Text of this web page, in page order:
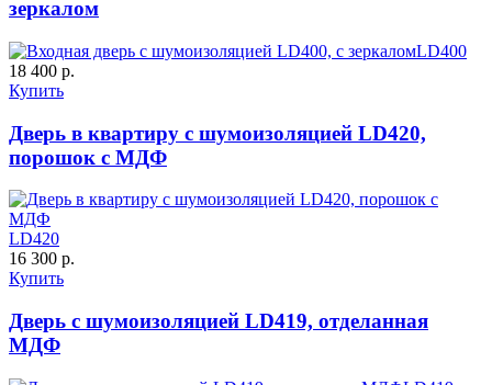
C63 C64
зеркалом
LD400
18 400 р.
Купить
Дверь в квартиру с шумоизоляцией LD420,
порошок с МДФ
LD420
16 300 р.
Купить
Дверь с шумоизоляцией LD419, отделанная
МДФ